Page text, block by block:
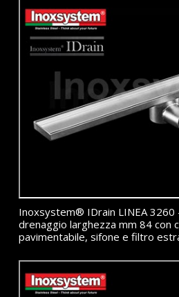
Inoxsystem® IDrain LINEA 3260
drenaggio larghezza mm 84 con
pavimentabile, sifone e filtro